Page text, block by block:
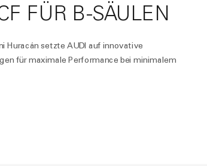
FÜR B-SÄULEN
Huracán setzte AUDI auf innovative
für maximale Performance bei minimalem